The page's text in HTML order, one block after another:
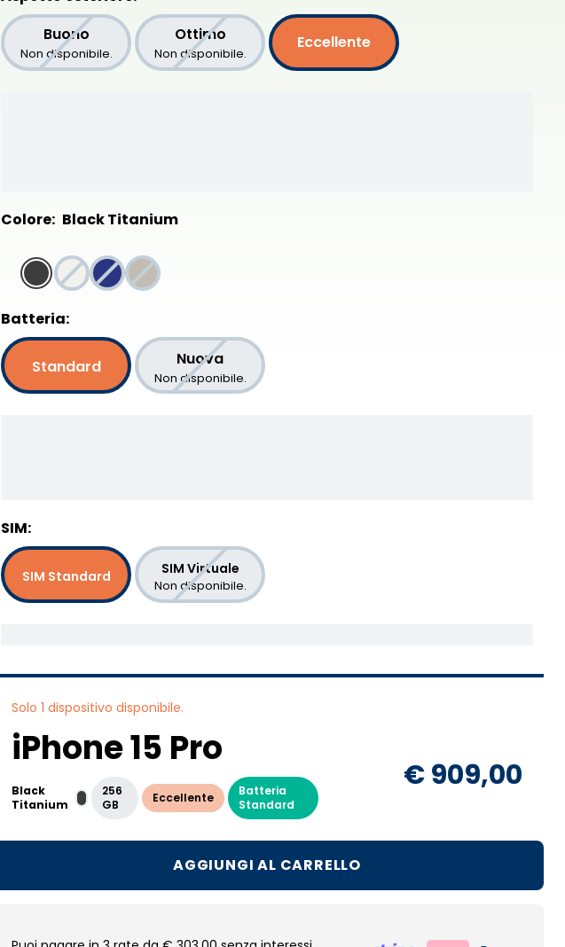
Buono
Non disponibile.
Ottimo
Non disponibile.
Eccellente
Colore: Black Titanium
Batteria:
Standard Nuova
Non disponibile.
SIM:
SIM Standard SIM Virtuale
Non disponibile.
Solo 1 dispositivo disponibile.
iPhone 15 Pro
Black
Titanium
256
GB
Eccellente
Batteria
Standard
€ 909,00
AGGIUNGI AL CARRELLO